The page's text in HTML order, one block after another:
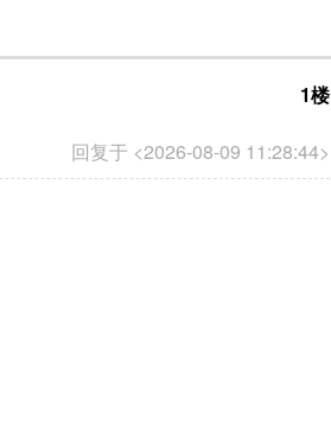
回复于 <2026-08-09 11:28:44>
1楼